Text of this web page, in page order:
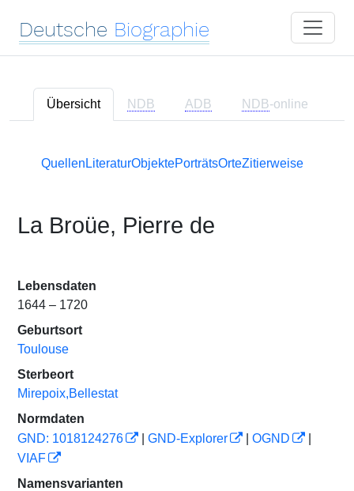
Deutsche Biographie
Übersicht NDB ADB NDB-online
Quellen LiteraturObjektePorträtsOrteZitierweise
La Broüe, Pierre de
Lebensdaten
1644 – 1720
Geburtsort
Toulouse
Sterbeort
Mirepoix,Bellestat
Normdaten
GND: 1018124276
GND-Explorer OGND
VIAF
Namensvarianten